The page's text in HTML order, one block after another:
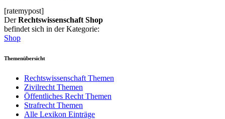
[ratemypost]
DerRechtswissenschaft Shop
befindet sich in der Kategorie:
Shop
Themenübersicht
Rechtswissenschaft Themen
Zivilrecht Themen
Öffentliches Recht Themen
Strafrecht Themen
Alle Lexikon Einträge